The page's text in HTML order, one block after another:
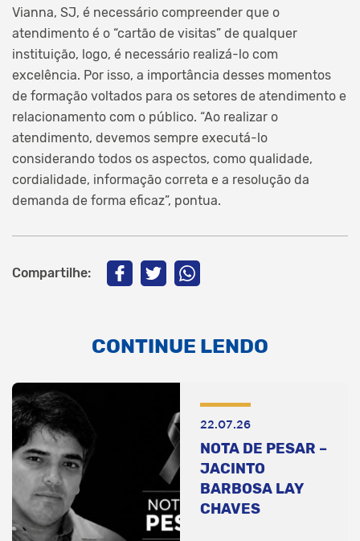
Vianna, SJ, é necessário compreender que o
atendimento é o “cartão de visitas” de qualquer
instituição, logo, é necessário realizá-lo com
excelência. Por isso, a importância desses momentos
de formação voltados para os setores de atendimento e
relacionamento com o público. “Ao realizar o
atendimento, devemos sempre executá-lo
considerando todos os aspectos, como qualidade,
cordialidade, informação correta e a resolução da
demanda de forma eficaz”, pontua.
Compartilhe:
CONTINUE LENDO
22.07.26
NOTA DE PESAR –
JACINTO
BARBOSA LAY
CHAVES